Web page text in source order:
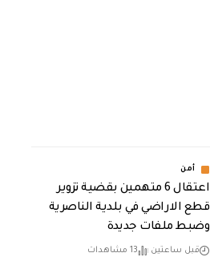
أمن
اعتقال 6 متهمين بقضية تزوير
قطع الاراضي في بلدية الناصرية
وضبط ملفات جديدة
قبل ساعتين 13 مشاهدات